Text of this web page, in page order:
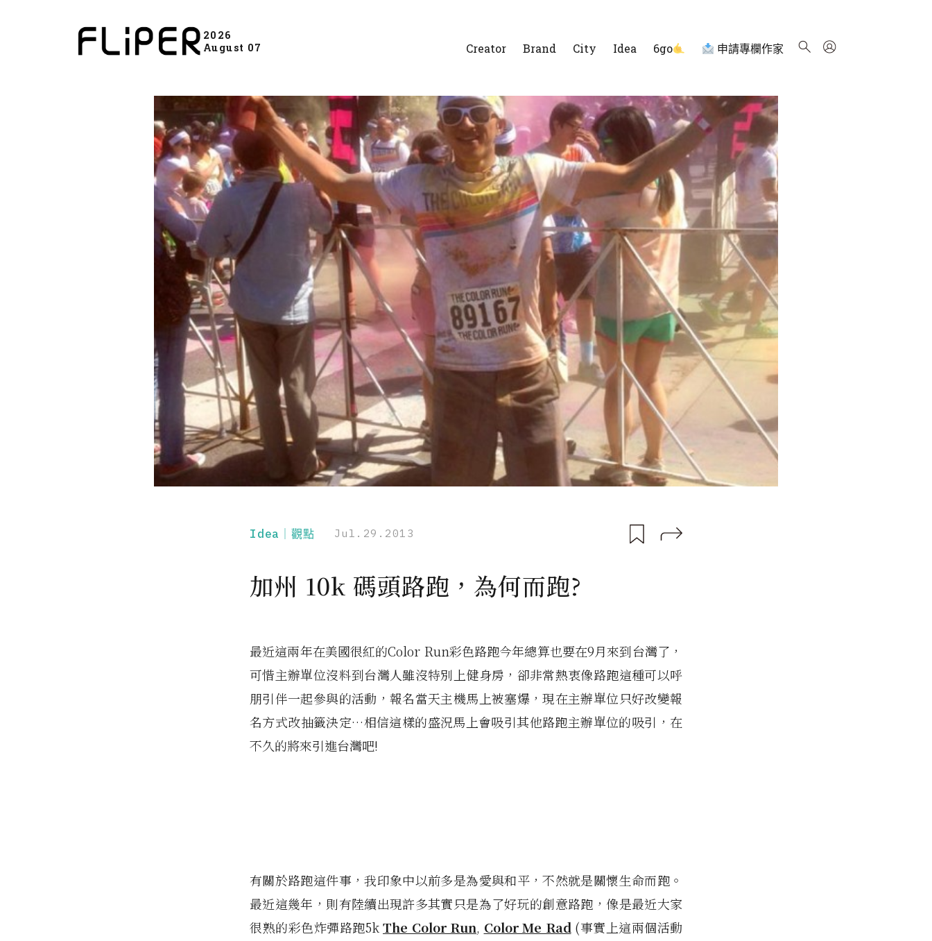
2026
August 07
Creator Brand City Idea 6go 申請專欄作家
Idea｜觀點 Jul.29.2013
加州 10k 碼頭路跑，為何而跑?
最近這兩年在美國很紅的Color Run彩色路跑今年總算也要在9月來到台灣了，
可惜主辦單位沒料到台灣人雖沒特別上健身房，卻非常熱衷像路跑這種可以呼
朋引伴一起參與的活動，報名當天主機馬上被塞爆，現在主辦單位只好改變報
名方式改抽籤決定…相信這樣的盛況馬上會吸引其他路跑主辦單位的吸引，在
不久的將來引進台灣吧!
有關於路跑這件事，我印象中以前多是為愛與和平，不然就是關懷生命而跑。
最近這幾年，則有陸續出現許多其實只是為了好玩的創意路跑，像是最近大家
很熟的彩色炸彈路跑5kThe Color Run, Color Me Rad (事實上這兩個活動